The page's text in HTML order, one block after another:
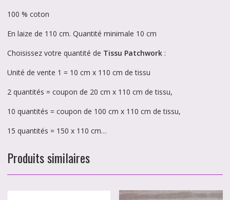
100 % coton
En laize de 110 cm. Quantité minimale 10 cm
Choisissez votre quantité de Tissu Patchwork:
Unité de vente 1 = 10 cm x 110 cm de tissu
2 quantités = coupon de 20 cm x 110 cm de tissu,
10 quantités = coupon de 100 cm x 110 cm de tissu,
15 quantités = 150 x 110 cm…
Produits similaires